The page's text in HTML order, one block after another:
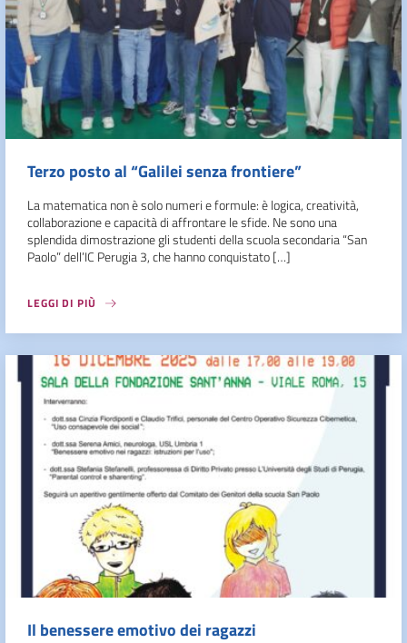
Terzo posto al “Galilei senza frontiere”
La matematica non è solo numeri e formule: è logica, creatività,
collaborazione e capacità di affrontare le sfide. Ne sono una
splendida dimostrazione gli studenti della scuola secondaria “San
Paolo” dell’IC Perugia 3, che hanno conquistato […]
LEGGI DI PIÙ
Il benessere emotivo dei ragazzi